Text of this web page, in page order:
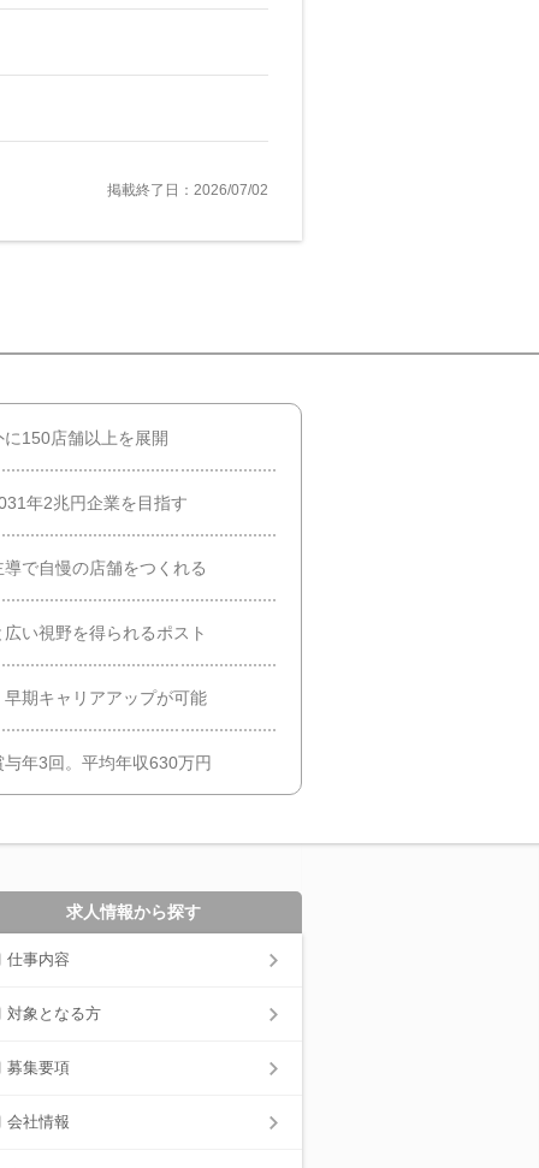
掲載終了日：2026/07/02
150店舗以上を展開
年2兆円企業を目指す
で自慢の店舗をつくれる
い視野を得られるポスト
期キャリアアップが可能
年3回。平均年収630万円
求人情報から探す
仕事内容
対象となる方
募集要項
会社情報